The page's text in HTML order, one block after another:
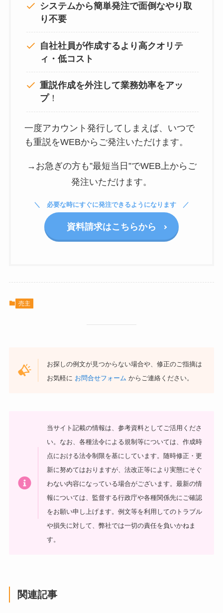
システムから簡単発注で面倒なやり取
り不要
自社社員が作成するより高クオリテ
ィ・低コスト
重説作成を外注して業務効率をアッ
プ！
一度アカウント発行してしまえば、いつで
も重説をWEBからご発注いただけます。
→お急ぎの方も”最短当日”でWEB上からご
発注いただけます。
必要な時にすぐに発注できるようになります
資料請求はこちらから
売主
お探しの例文が見つからない場合や、修正のご指摘は
お気軽に お問合せフォーム からご連絡ください。
当サイト記載の情報は、参考資料としてご活用くださ
い。 なお、各種法令による規制等については、作成時
点における法令制限を基にしています。随時修正・更
新に努めてはおりますが、法改正等により実態にそぐ
わない内容になっている場合がございます。最新の情
報については、監督する行政庁や各種関係先にご確認
をお願い申し上げます。例文等を利用してのトラブル
や損失に対して、弊社では一切の責任を負いかねま
す。
関連記事